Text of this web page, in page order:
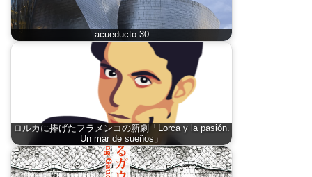
acueducto 30
ロルカに捧げたフラメンコの新劇「Lorca y la pasión.
Un mar de sueños」